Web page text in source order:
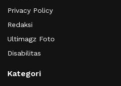
Privacy Policy
Redaksi
Ultimagz Foto
Disabilitas
Kategori